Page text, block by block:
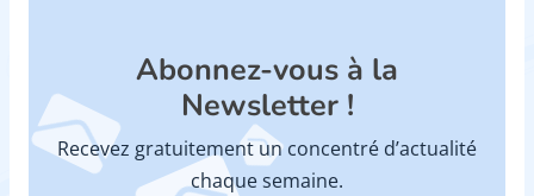
Abonnez-vous à la
Newsletter !
Recevez gratuitement un concentré d’actualité
chaque semaine.